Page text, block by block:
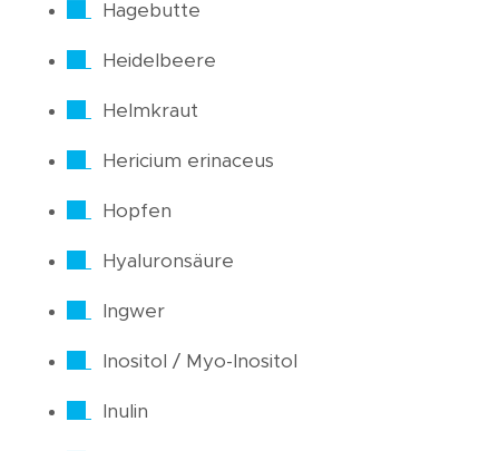
Hagebutte
Heidelbeere
Helmkraut
Hericium erinaceus
Hopfen
Hyaluronsäure
Ingwer
Inositol / Myo-Inositol
Inulin